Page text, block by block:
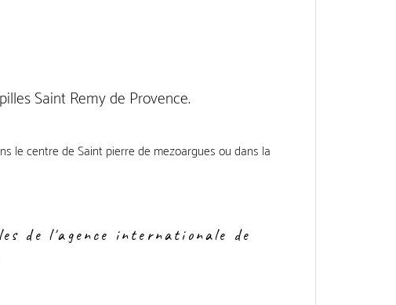
Saint Remy de Provence.
le centre de Saint pierre de mezoargues ou dans la
de l'agence internationale de